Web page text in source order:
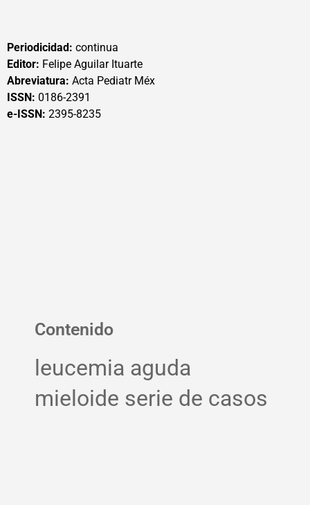
Periodicidad: continua
Editor: Felipe Aguilar Ituarte
Abreviatura: Acta Pediatr Méx
ISSN: 0186-2391
e-ISSN: 2395-8235
Contenido
leucemia aguda
mieloide serie de casos